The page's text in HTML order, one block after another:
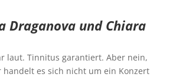
Draganova und Chiara
laut. Tinnitus garantiert. Aber nein,
handelt es sich nicht um ein Konzert